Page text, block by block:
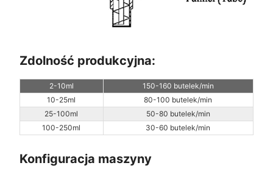
Zdolność produkcyjna:
2-10ml
150-160 butelek/min
10-25ml
80-100 butelek/min
25-100ml
50-80 butelek/min
100-250ml
30-60 butelek/min
Konfiguracja maszyny